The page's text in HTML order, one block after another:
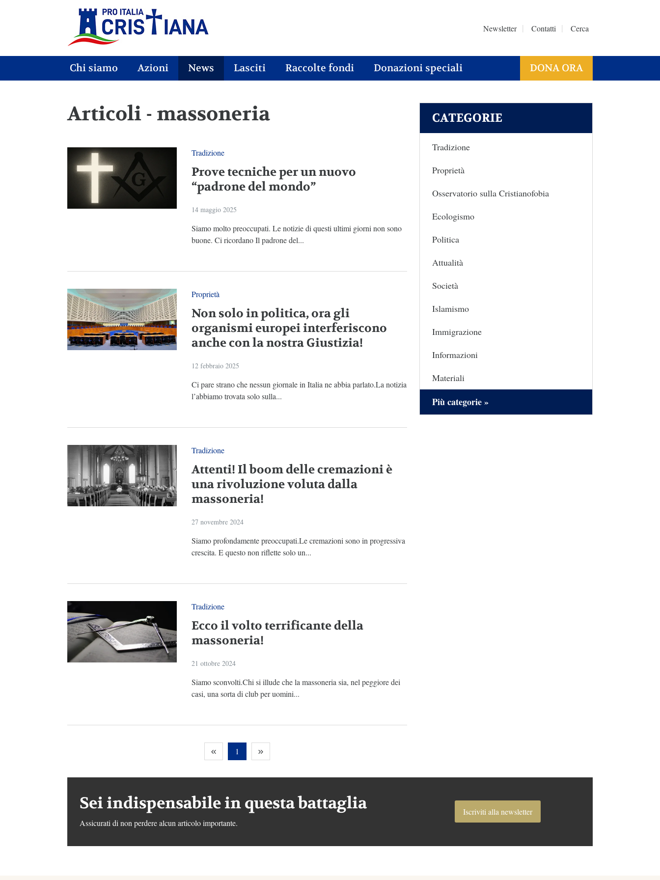
Newsletter Contatti Cerca
Chi siamo Azioni News Lasciti Raccolte fondi Donazioni speciali DONA ORA
Articoli - massoneria
Tradizione
Prove tecniche per un nuovo
“padrone del mondo”
14 maggio 2025
Siamo molto preoccupati. Le notizie di questi ultimi giorni non sono
buone. Ci ricordano Il padrone del...
Proprietà
Non solo in politica, ora gli
organismi europei interferiscono
anche con la nostra Giustizia!
12 febbraio 2025
Ci pare strano che nessun giornale in Italia ne abbia parlato.La notizia
l’abbiamo trovata solo sulla...
Tradizione
Attenti! Il boom delle cremazioni è
una rivoluzione voluta dalla
massoneria!
27 novembre 2024
Siamo profondamente preoccupati.Le cremazioni sono in progressiva
crescita. E questo non riflette solo un...
Tradizione
Ecco il volto terrificante della
massoneria!
21 ottobre 2024
Siamo sconvolti.Chi si illude che la massoneria sia, nel peggiore dei
casi, una sorta di club per uomini...
1
CATEGORIE
Tradizione
Proprietà
Osservatorio sulla Cristianofobia
Ecologismo
Politica
Attualità
Società
Islamismo
Immigrazione
Informazioni
Materiali
Più categorie »
Sei indispensabile in questa battaglia
Assicurati di non perdere alcun articolo importante.
Iscriviti alla newsletter